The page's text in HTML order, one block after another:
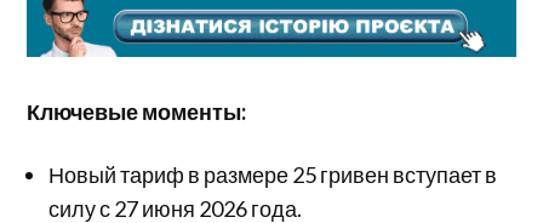
Ключевые моменты:
Новый тариф в размере 25 гривен вступает в
силу с 27 июня 2026 года.